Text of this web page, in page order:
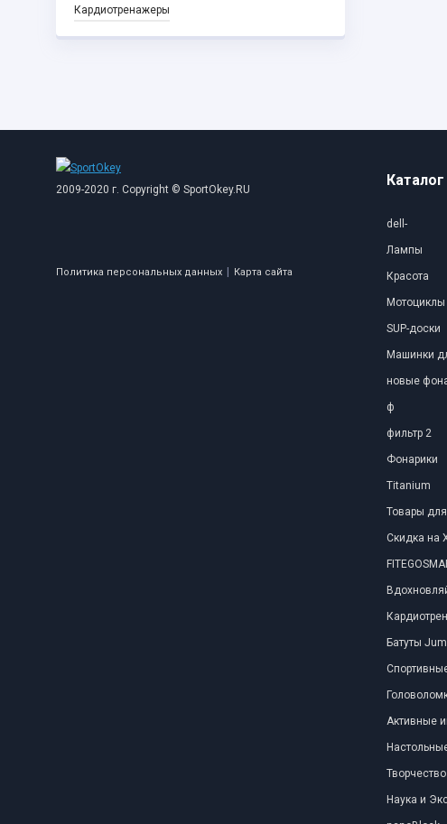
Кардиотренажеры
2009-2020 г. Copyright © SportOkey.RU
Политика персональных данных Карта сайта
Каталог
dell-
Лампы
Красота
Мотоциклы
SUP-доски
Машинки
новые
ф
фильтр 2
Фонарики
Titanium
Товары
Скидка на
Батуты
Активные
Наука и